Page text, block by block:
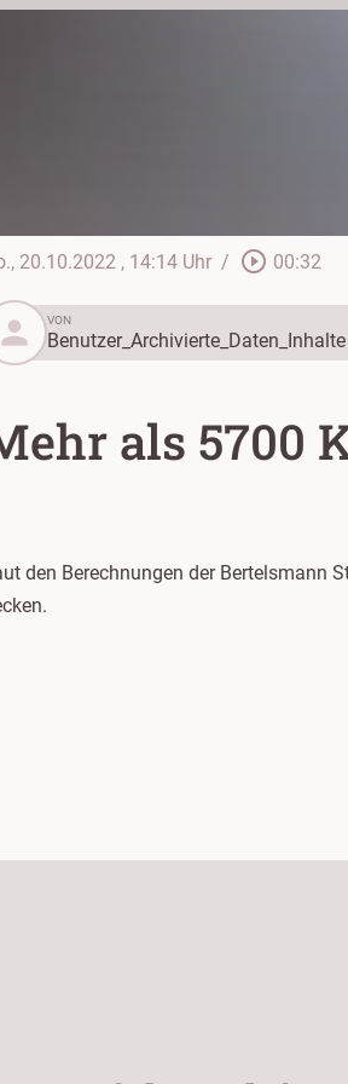
20.10.2022 , 14:14 Uhr / play_circle_outline 00:32
person
VON
Benutzer_Archivierte_Daten_Inhalte
als 5700
den Berechnungen der Bertelsmann